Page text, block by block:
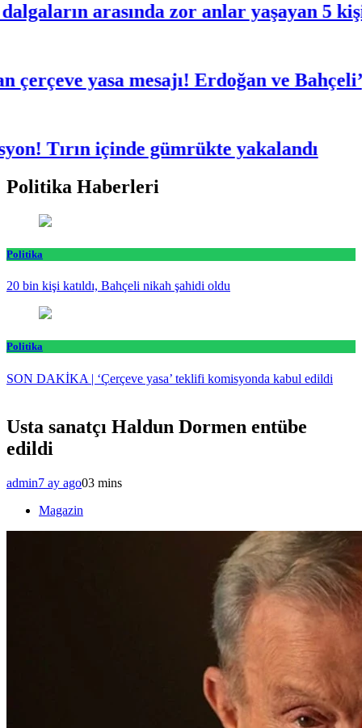
arasında zor anlar yaşayan 5 kişi
yasa mesajı! Erdoğan ve Bahçeli’ye
içinde gümrükte yakalandı
Politika Haberleri
Politika
20 bin kişi katıldı, Bahçeli nikah şahidi oldu
Politika
SON DAKİKA | ‘Çerçeve yasa’ teklifi komisyonda kabul edildi
Usta sanatçı Haldun Dormen entübe
edildi
admin7 ay ago03 mins
Magazin